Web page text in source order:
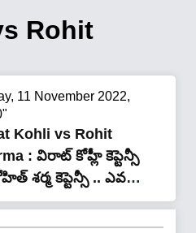
Rohit
11 November 2022,
Kohli vs Rohit
: విరాట్ కోహ్లీ కెప్టెన్సీ
శర్మ కెప్టెన్సీ .. ఎవరు
వీక్ .. కారణాలు !"